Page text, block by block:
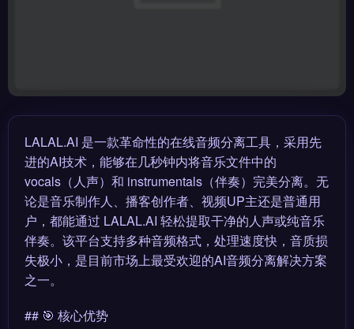
LALAL.AI 是一款革命性的在线音频分离工具，采用先
进的AI技术，能够在几秒钟内将音乐文件中的
vocals（人声）和 instrumentals（伴奏）完美分离。无
论是音乐制作人、播客创作者、视频UP主还是普通用
户，都能通过 LALAL.AI 轻松提取干净的人声或纯音乐
伴奏。该平台支持多种音频格式，处理速度快，音质损
失极小，是目前市场上最受欢迎的AI音频分离解决方案
之一。
## 🎯 核心优势